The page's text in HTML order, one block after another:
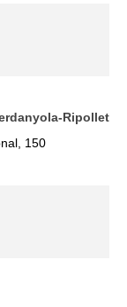
Ripollet
150